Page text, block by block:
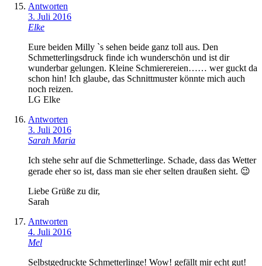
Antworten
3. Juli 2016
Elke
Eure beiden Milly `s sehen beide ganz toll aus. Den
Schmetterlingsdruck finde ich wunderschön und ist dir
wunderbar gelungen. Kleine Schmierereien…… wer guckt da
schon hin! Ich glaube, das Schnittmuster könnte mich auch
noch reizen.
LG Elke
Antworten
3. Juli 2016
Sarah Maria
Ich stehe sehr auf die Schmetterlinge. Schade, dass das Wetter
gerade eher so ist, dass man sie eher selten draußen sieht. 😉
Liebe Grüße zu dir,
Sarah
Antworten
4. Juli 2016
Mel
Selbstgedruckte Schmetterlinge! Wow! gefällt mir echt gut!